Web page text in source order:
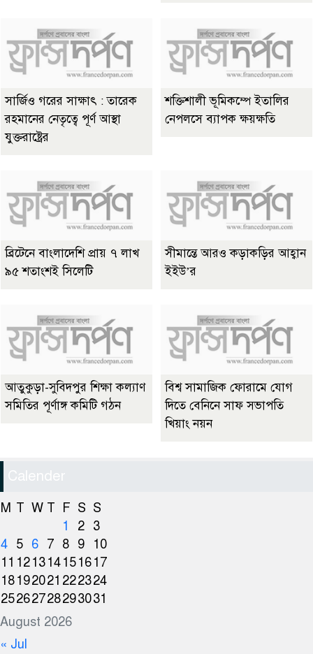
সার্জিও গরের সাক্ষাৎ : তারেক
রহমানের নেতৃত্বে পূর্ণ আস্থা
যুক্তরাষ্ট্রের
শক্তিশালী ভূমিকম্পে ইতালির
নেপলসে ব্যাপক ক্ষয়ক্ষতি
ব্রিটেনে বাংলাদেশি প্রায় ৭ লাখ
৯৫ শতাংশই সিলেটি
সীমান্তে আরও কড়াকড়ির আহ্বান
ইইউ’র
আতুকুড়া-সুবিদপুর শিক্ষা কল্যাণ
সমিতির পূর্ণাঙ্গ কমিটি গঠন
বিশ্ব সামাজিক ফোরামে যোগ
দিতে বেনিনে সাফ সভাপতি
খিয়াং নয়ন
Calender
August 2026
M T W T F S S
1
2 3
4 5 6 7 8 9
10
11 121314151617
18192021 222324
25262728293031
« Jul